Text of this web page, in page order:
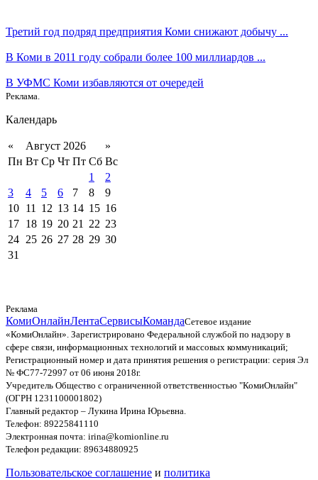
Третий год подряд предприятия Коми снижают добычу ...
В Коми в 2011 году собрали более 100 миллиардов ...
В УФМС Коми избавляются от очередей
Реклама.
Календарь
« Август 2026
»
Пн Вт Ср Чт Пт Сб Вс
1
2
3
4 5 6 7 8
9
10 11 12 13 14 15 16
17 18 19 20 21 22 23
24 25 26 27 28 29 30
31
Реклама
КомиОнлайнЛентаСервисыКомандаСетевое издание
«КомиОнлайн». Зарегистрировано Федеральной службой по надзору в
сфере связи, информационных технологий и массовых коммуникаций;
Регистрационный номер и дата принятия решения о регистрации: серия Эл
№ ФС77-72997 от 06 июня 2018г.
Учредитель Общество с ограниченной ответственностью "КомиОнлайн"
(ОГРН 1231100001802)
Главный редактор – Лукина Ирина Юрьевна.
Телефон: 89225841110
Электронная почта: irina@komionline.ru
Телефон редакции: 89634880925
Пользовательское соглашение и политика